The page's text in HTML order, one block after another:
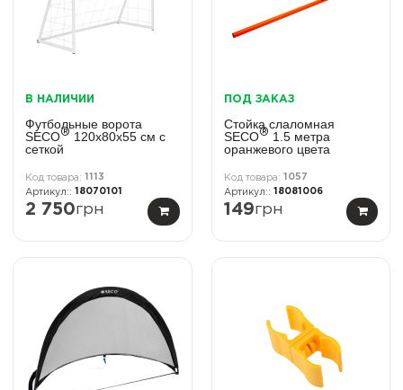
В НАЛИЧИИ
Футбольные ворота
SECO® 120х80х55 см с
сеткой
1113
18070101
2 750грн
ПОД ЗАКАЗ
Стойка слаломная
SECO® 1.5 метра
оранжевого цвета
1057
18081006
149грн